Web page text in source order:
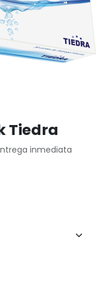
Tiedra
inmediata